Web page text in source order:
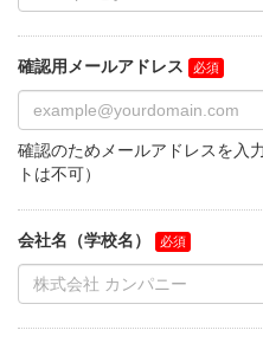
確認用メールアドレス
確認のためメールアドレスを入
トは不可）
会社名（学校名）